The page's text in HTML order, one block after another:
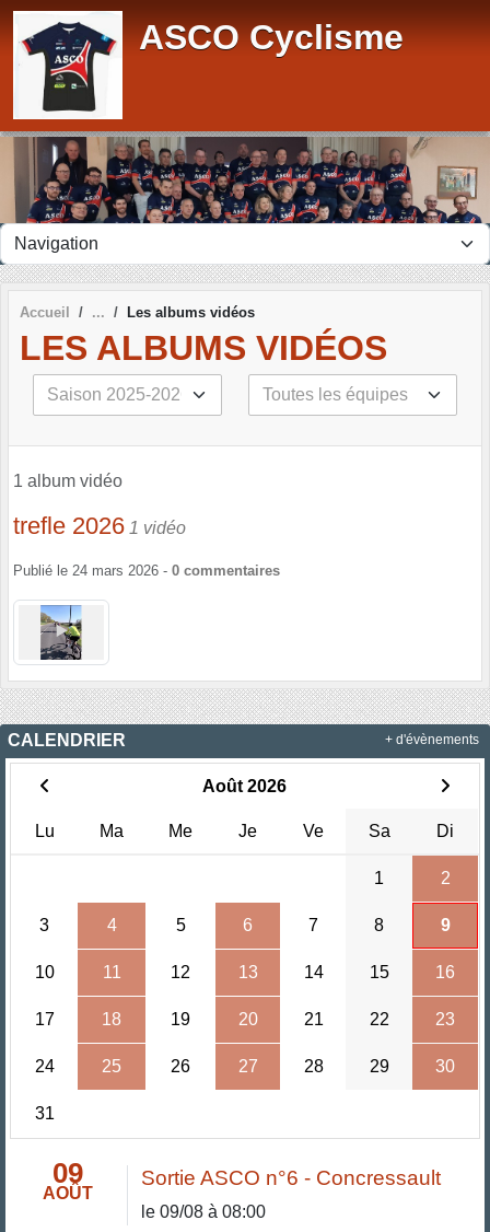
ASCO Cyclisme
Accueil Les albums vidéos
LES ALBUMS VIDÉOS
1 album vidéo
trefle 2026 1 vidéo
Publié le 24 mars 2026 - 0 commentaires
CALENDRIER
Août 2026
Lu Ma Me Je Ve Sa Di
1 2
3 4 5 6 7 8 9
10 11 12 13 14 15 16
17 18 19 20 21 22 23
24 25 26 27 28 29 30
31
09
AOÛT
Sortie ASCO n°6 - Concressault
le 09/08 à 08:00
+ d'évènements
Panneau de gestion des cookies